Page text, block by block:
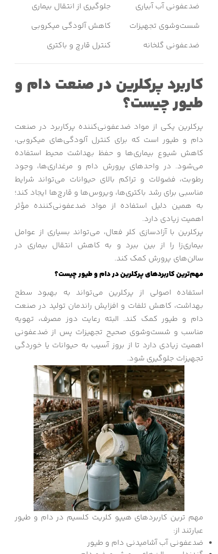
ضدعفونی آب آبیاری
جلوگیری از انتقال بیماری
شست‌وشوی تجهیزات
کاهش آلودگی میکروبی
ضدعفونی گلخانه
کنترل قارچ و باکتری
کاربرد پرکلرین در صنعت دام و
طیور چیست؟
پرکلرین یکی از مواد ضدعفونی‌کننده پرکاربرد در صنعت
دام و طیور است که برای کنترل آلودگی‌های میکروبی،
کاهش شیوع بیماری‌ها و حفظ بهداشت محیط استفاده
می‌شود. در واحدهای پرورش دام و مرغداری‌ها، وجود
رطوبت، فضولات و تراکم بالای حیوانات می‌تواند شرایط
مناسبی برای رشد باکتری‌ها، ویروس‌ها و قارچ‌ها ایجاد کند؛
به همین دلیل استفاده از مواد ضدعفونی‌کننده مؤثر
اهمیت زیادی دارد.
پرکلرین با آزادسازی کلر فعال، می‌تواند بسیاری از عوامل
بیماری‌زا را از بین ببرد و به کاهش انتقال بیماری در
سالن‌های پرورش کمک کند.
مهم‌ترین کاربردهای پرکلرین در دام و طیور چیست؟
استفاده اصولی از پرکلرین می‌تواند به بهبود سطح
بهداشت، کاهش تلفات و افزایش راندمان تولید در صنعت
دام و طیور کمک کند. البته رعایت دوز مصرف، تهویه
مناسب و شست‌وشوی صحیح تجهیزات پس از ضدعفونی
اهمیت زیادی دارد تا از بروز آسیب به حیوانات یا خوردگی
تجهیزات جلوگیری شود.
مهم ترین کاربردهای هیپو کلریت کلسیم در دام و طیور
عبارتند از:
ضدعفونی آب آشامیدنی دام و طیور